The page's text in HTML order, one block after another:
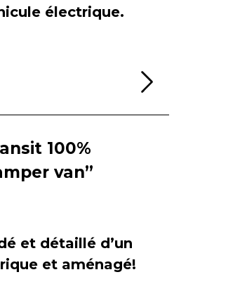
électrique.
100%
van”
et détaillé d’un
et aménagé!